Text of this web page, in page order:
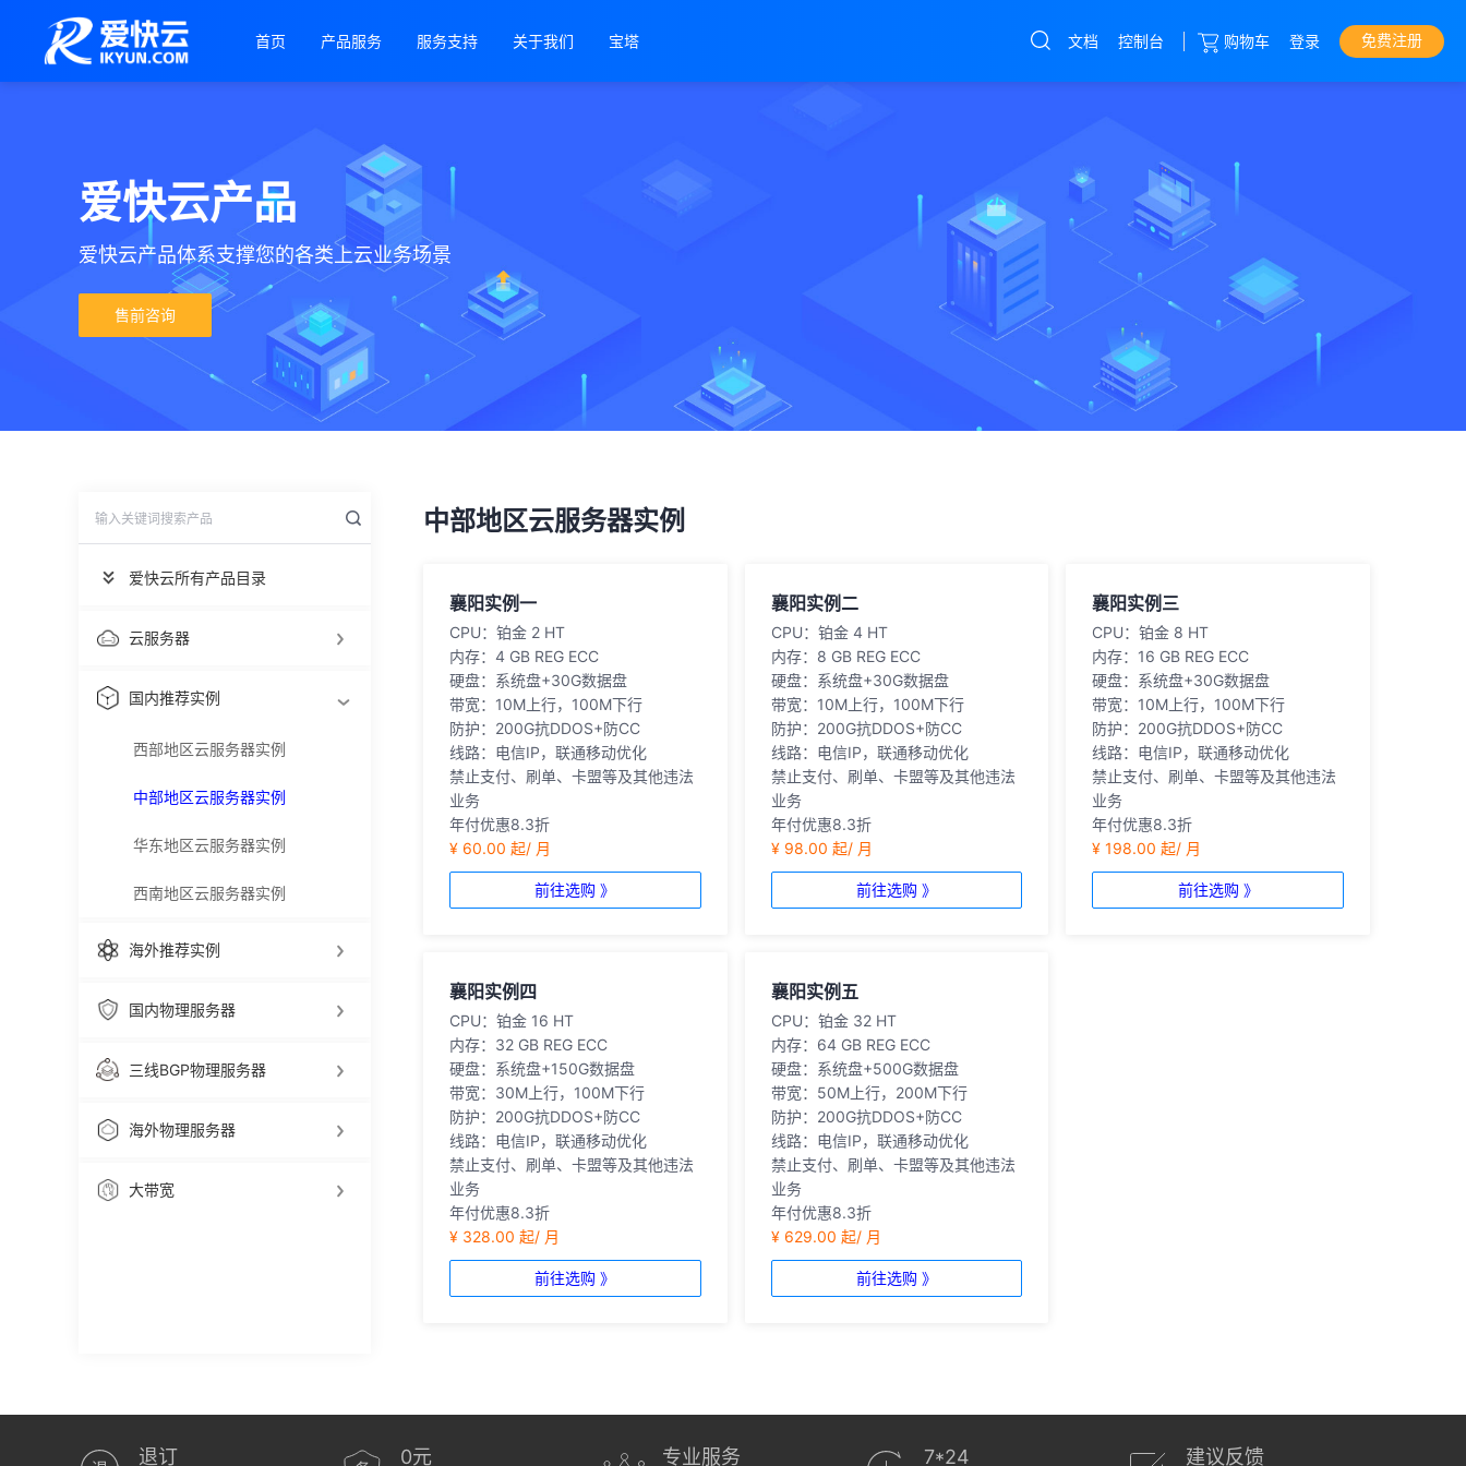
首页 产品服务 服务支持 关于我们 宝塔 文档 控制台 购物车 登录 免费注册
爱快云产品
爱快云产品体系支撑您的各类上云业务场景
售前咨询
爱快云所有产品目录
云服务器
国内推荐实例
西部地区云服务器实例
中部地区云服务器实例
华东地区云服务器实例
西南地区云服务器实例
海外推荐实例
国内物理服务器
三线BGP物理服务器
海外物理服务器
大带宽
中部地区云服务器实例
襄阳实例一
CPU：铂金 2 HT
内存：4 GB REG ECC
硬盘：系统盘+30G数据盘
带宽：10M上行，100M下行
防护：200G抗DDOS+防CC
线路：电信IP，联通移动优化
禁止支付、刷单、卡盟等及其他违法
业务
年付优惠8.3折
¥ 60.00 起/ 月
前往选购 》
襄阳实例二
CPU：铂金 4 HT
内存：8 GB REG ECC
硬盘：系统盘+30G数据盘
带宽：10M上行，100M下行
防护：200G抗DDOS+防CC
线路：电信IP，联通移动优化
禁止支付、刷单、卡盟等及其他违法
业务
年付优惠8.3折
¥ 98.00 起/ 月
前往选购 》
襄阳实例三
CPU：铂金 8 HT
内存：16 GB REG ECC
硬盘：系统盘+30G数据盘
带宽：10M上行，100M下行
防护：200G抗DDOS+防CC
线路：电信IP，联通移动优化
禁止支付、刷单、卡盟等及其他违法
业务
年付优惠8.3折
¥ 198.00 起/ 月
前往选购 》
襄阳实例四
CPU：铂金 16 HT
内存：32 GB REG ECC
硬盘：系统盘+150G数据盘
带宽：30M上行，100M下行
防护：200G抗DDOS+防CC
线路：电信IP，联通移动优化
禁止支付、刷单、卡盟等及其他违法
业务
年付优惠8.3折
¥ 328.00 起/ 月
前往选购 》
襄阳实例五
CPU：铂金 32 HT
内存：64 GB REG ECC
硬盘：系统盘+500G数据盘
带宽：50M上行，200M下行
防护：200G抗DDOS+防CC
线路：电信IP，联通移动优化
禁止支付、刷单、卡盟等及其他违法
业务
年付优惠8.3折
¥ 629.00 起/ 月
前往选购 》
退订 0元 专业服务 7*24 建议反馈